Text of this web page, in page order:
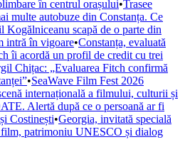
în centrul orașului•Trasee
multe autobuze din Constanța. Ce
Kogălniceanu scapă de o parte din
intră în vigoare•Constanța, evaluată
îi acordă un profil de credit cu trei
Chițac: „Evaluarea Fitch confirmă
•SeaWave Film Fest 2026
internațională a filmului, culturii și
Alertă după ce o persoană ar fi
Costinești•Georgia, invitată specială
patrimoniu UNESCO și dialog